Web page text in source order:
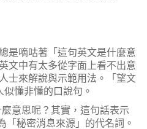
是嘀咕著「這句英文是什麼意
文中有太多從字面上看不出意
士來解說與示範用法。「望文
懂非懂的口說句。
意思呢？其實，這句話表示
「秘密消息來源」的代名詞。